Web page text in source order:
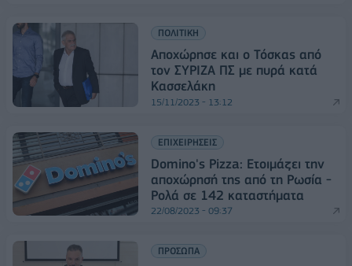
ΠΟΛΙΤΙΚΗ
Αποχώρησε και ο Τόσκας από
τον ΣΥΡΙΖΑ ΠΣ με πυρά κατά
Κασσελάκη
15/11/2023 - 13:12
ΕΠΙΧΕΙΡΗΣΕΙΣ
Domino's Pizza: Ετοιμάζει την
αποχώρησή της από τη Ρωσία -
Ρολά σε 142 καταστήματα
22/08/2023 - 09:37
ΠΡΟΣΩΠΑ